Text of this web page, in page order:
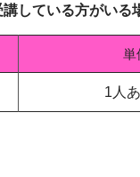
している方がい
単
1人